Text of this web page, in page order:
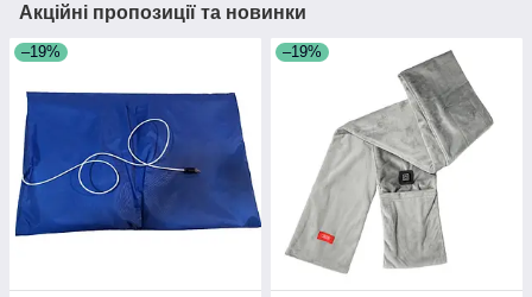
Акційні пропозиції та новинки
–19% –19%